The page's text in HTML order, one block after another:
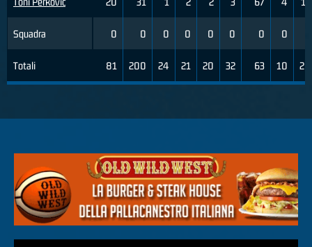
Squadra
Totali
0 0 0 0 0 0 0 0
81 200 24 21 20 32 63 10 28